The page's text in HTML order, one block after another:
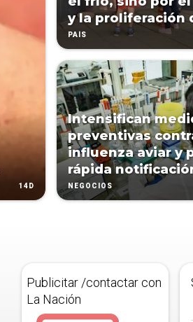
14D
y la proliferación
PAÍS
Intensifican
preventivas
influenza aviar y
rápida
NEGOCIOS
Publicitar /contactar con
La Nación